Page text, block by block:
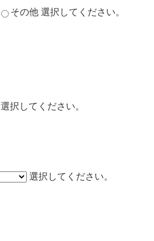
その他 選択してください。
選択してください。
選択してください。